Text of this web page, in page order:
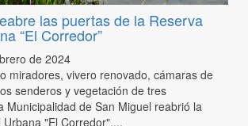
las puertas de la Reserva
“El Corredor”
de 2024
miradores, vivero renovado, cámaras de
senderos y vegetación de tres
Municipalidad de San Miguel reabrió la
"El Corredor",...